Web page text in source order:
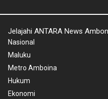
Jelajahi ANTARA News
Nasional
Maluku
Metro Amboina
Hukum
Ekonomi